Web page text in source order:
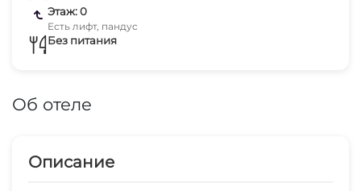
Этаж: 0
Есть лифт, пандус
Без питания
Об отеле
Описание